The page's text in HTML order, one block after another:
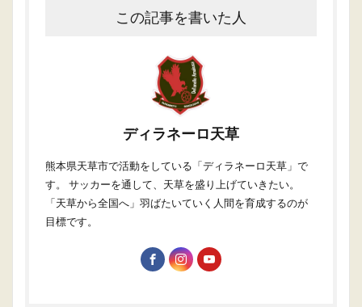
この記事を書いた人
ディラネーロ天草
熊本県天草市で活動をしている「ディラネーロ天草」で
す。 サッカーを通して、天草を盛り上げていきたい。
「天草から全国へ」羽ばたいていく人間を育成するのが
目標です。